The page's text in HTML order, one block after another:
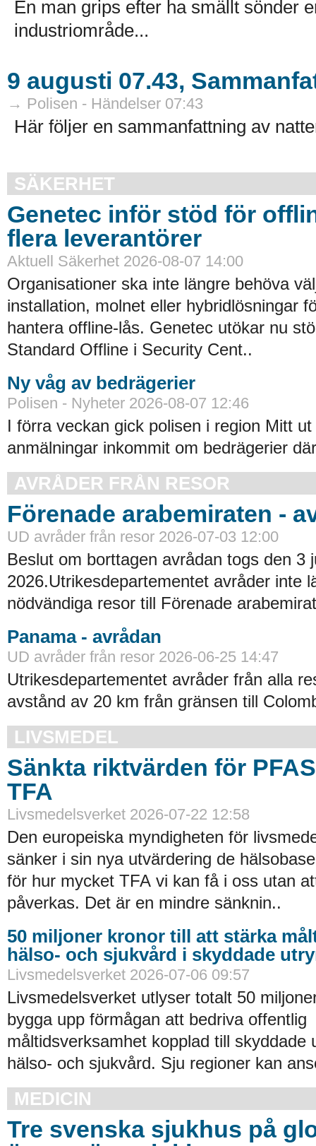
En man grips efter ha smällt sönder
industriområde...
9 augusti 07.43,
→ Polisen - Händelser 07:43
Här följer en sammanfattning av
SÄKERHET
Genetec inför stöd för
flera leverantörer
Aktuell Säkerhet 2026-08-07 14:00
Organisationer ska inte längre behöva
installation, molnet eller hybridlösningar
hantera offline-lås. Genetec utökar nu
Standard Offline i Security Cent..
Ny våg av bedrägerier
Polisen - Nyheter 2026-08-07 12:46
I förra veckan gick polisen i region Mitt
anmälningar inkommit om bedrägerier
AVRÅDER FRÅN RESOR
Förenade arabemiraten -
UD avråder från resor 2026-07-03 12:00
Beslut om borttagen avrådan togs den 3
2026.Utrikesdepartementet avråder inte
nödvändiga resor till Förenade
Panama - avrådan
UD avråder från resor 2026-06-25 14:47
Utrikesdepartementet avråder från alla
avstånd av 20 km från gränsen till
LIVSMEDEL
Sänkta riktvärden för
TFA
Livsmedelsverket 2026-07-22 12:58
Den europeiska myndigheten för
sänker i sin nya utvärdering de
för hur mycket TFA vi kan få i oss utan
påverkas. Det är en mindre sänknin..
50 miljoner kronor till att stärka
hälso- och sjukvård i skyddade
Livsmedelsverket 2026-07-06 09:57
Livsmedelsverket utlyser totalt 50
bygga upp förmågan att bedriva offentlig
måltidsverksamhet kopplad till skyddade
hälso- och sjukvård. Sju regioner kan
MEDICIN
Tre svenska sjukhus på